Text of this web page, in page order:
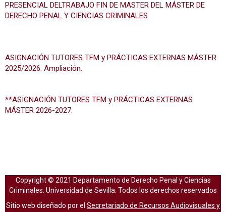
PRESENCIAL DELTRABAJO FIN DE MASTER DEL MÁSTER DE
DERECHO PENAL Y CIENCIAS CRIMINALES
ASIGNACIÓN TUTORES TFM y PRÁCTICAS EXTERNAS MÁSTER
2025/2026. Ampliación.
**ASIGNACIÓN TUTORES TFM y PRÁCTICAS EXTERNAS
MÁSTER 2026-2027.
Copyright © 2021 Departamento de Derecho Penal y Ciencias
Criminales. Universidad de Sevilla. Todos los derechos reservados
Sitio web diseñado por el Secretariado de Recursos Audiovisuales y